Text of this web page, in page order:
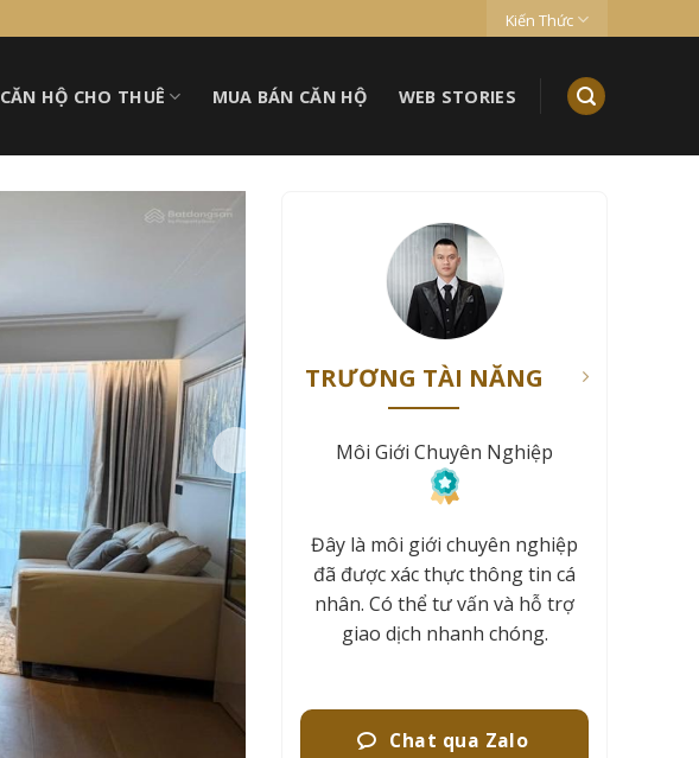
Kiến Thức
CĂN HỘ CHO THUÊ MUA BÁN CĂN HỘ WEB STORIES
TRƯƠNG TÀI NĂNG
Môi Giới Chuyên Nghiệp
Đây là môi giới chuyên nghiệp
đã được xác thực thông tin cá
nhân. Có thể tư vấn và hỗ trợ
giao dịch nhanh chóng.
Chat qua Zalo